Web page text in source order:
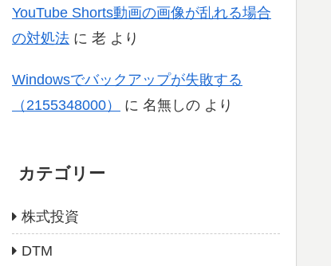
YouTube Shorts動画の画像が乱れる場合
の対処法 に 老 より
Windowsでバックアップが失敗する
（2155348000）
に 名無しの より
カテゴリー
株式投資
DTM